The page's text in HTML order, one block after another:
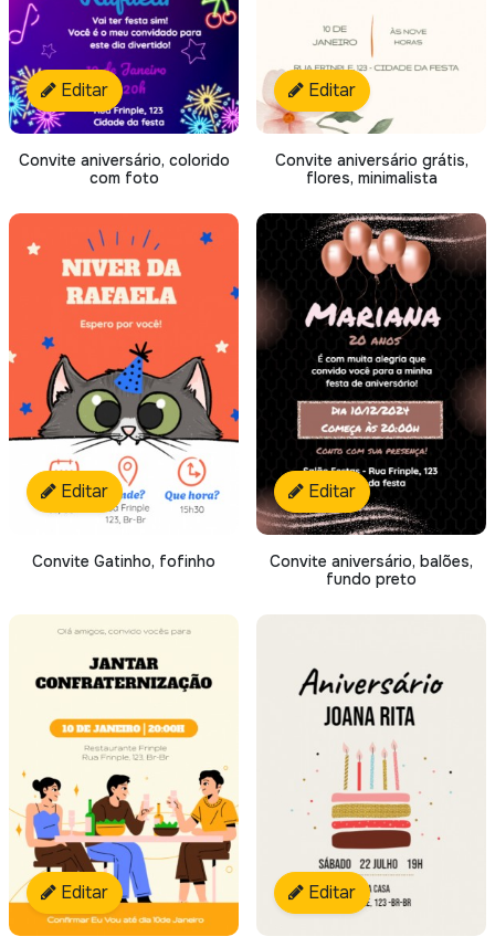
Editar
Convite aniversário, colorido
com foto
Editar
Convite aniversário grátis,
flores, minimalista
Editar
Convite Gatinho, fofinho
Editar
Convite aniversário, balões,
fundo preto
Editar Editar